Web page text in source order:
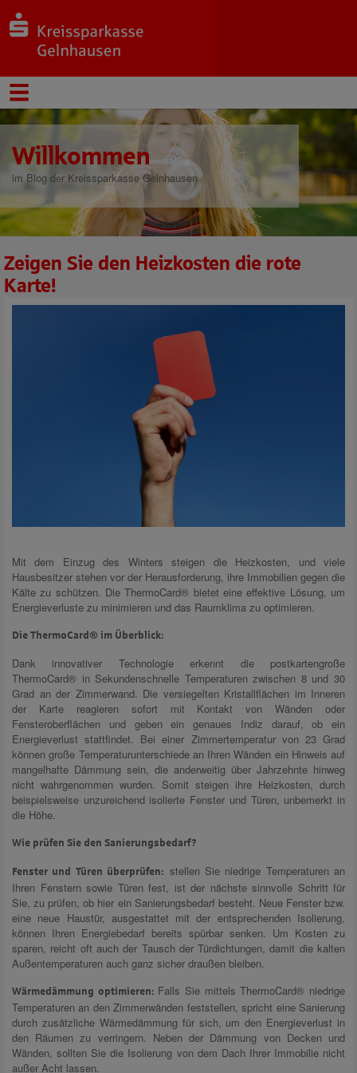
Willkommen
im Blog der Kreissparkasse Gelnhausen
Zeigen Sie den Heizkosten die rote
Karte!
Mit dem Einzug des Winters steigen die Heizkosten, und viele
Hausbesitzer stehen vor der Herausforderung, ihre Immobilien gegen die
Kälte zu schützen. Die ThermoCard® bietet eine effektive Lösung, um
Energieverluste zu minimieren und das Raumklima zu optimieren.
Die ThermoCard® im Überblick:
Dank innovativer Technologie erkennt die postkartengroße
ThermoCard® in Sekundenschnelle Temperaturen zwischen 8 und 30
Grad an der Zimmerwand. Die versiegelten Kristallflächen im Inneren
der Karte reagieren sofort mit Kontakt von Wänden oder
Fensteroberflächen und geben ein genaues Indiz darauf, ob ein
Energieverlust stattfindet. Bei einer Zimmertemperatur von 23 Grad
können große Temperaturunterschiede an Ihren Wänden ein Hinweis auf
mangelhafte Dämmung sein, die anderweitig über Jahrzehnte hinweg
nicht wahrgenommen wurden. Somit steigen ihre Heizkosten, durch
beispielsweise unzureichend isolierte Fenster und Türen, unbemerkt in
die Höhe.
Wie prüfen Sie den Sanierungsbedarf?
Fenster und Türen überprüfen: stellen Sie niedrige Temperaturen an
Ihren Fenstern sowie Türen fest, ist der nächste sinnvolle Schritt für
Sie, zu prüfen, ob hier ein Sanierungsbedarf besteht. Neue Fenster bzw.
eine neue Haustür, ausgestattet mit der entsprechenden Isolierung,
können Ihren Energiebedarf bereits spürbar senken. Um Kosten zu
sparen, reicht oft auch der Tausch der Türdichtungen, damit die kalten
Außentemperaturen auch ganz sicher draußen bleiben.
Wärmedämmung optimieren: Falls Sie mittels ThermoCard® niedrige
Temperaturen an den Zimmerwänden feststellen, spricht eine Sanierung
durch zusätzliche Wärmedämmung für sich, um den Energieverlust in
den Räumen zu verringern. Neben der Dämmung von Decken und
Wänden, sollten Sie die Isolierung von dem Dach Ihrer Immobilie nicht
außer Acht lassen.